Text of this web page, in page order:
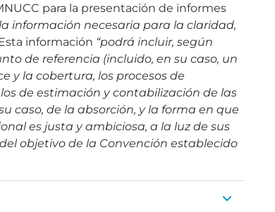
para la presentación de informes
información necesaria para la claridad,
información “podrá incluir, según
de referencia (incluido, en su caso, un
y la cobertura, los procesos de
de estimación y contabilización de las
caso, de la absorción, y la forma en que
es justa y ambiciosa, a la luz de sus
objetivo de la Convención establecido